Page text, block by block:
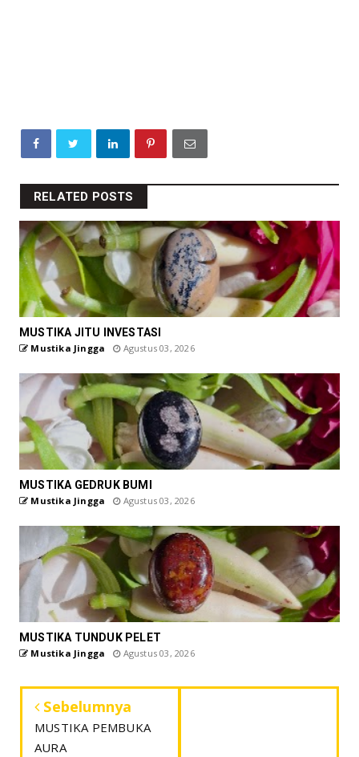
RELATED POSTS
MUSTIKA JITU INVESTASI
Mustika Jingga Agustus 03, 2026
MUSTIKA GEDRUK BUMI
Mustika Jingga Agustus 03, 2026
MUSTIKA TUNDUK PELET
Mustika Jingga Agustus 03, 2026
Sebelumnya
MUSTIKA PEMBUKA
AURA